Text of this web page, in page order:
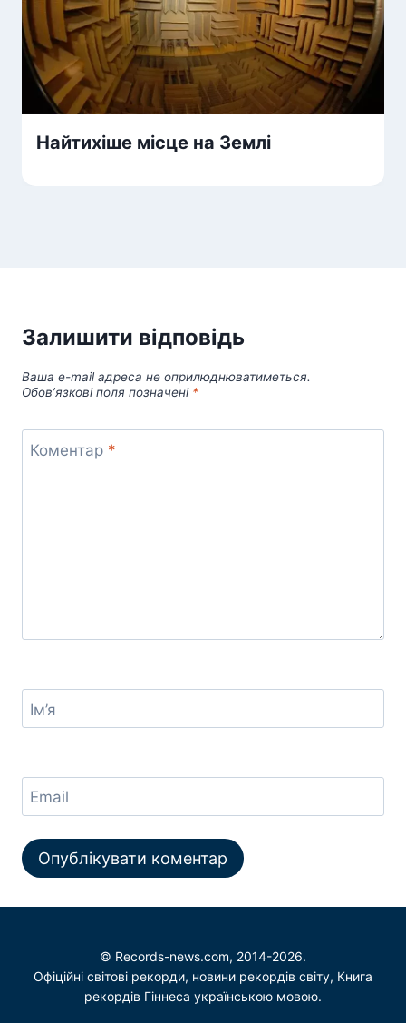
Найтихіше місце на Землі
Залишити відповідь
Ваша e-mail адреса не оприлюднюватиметься.
Обов’язкові поля позначені *
Коментар *
Ім’я
Email
© Records-news.com, 2014-2026.
Офіційні світові рекорди, новини рекордів світу, Книга
рекордів Гіннеса українською мовою.